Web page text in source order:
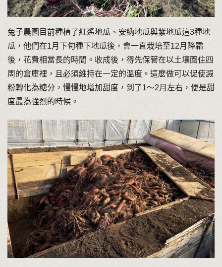
兔子農園目前種植了紅遙地瓜、安納地瓜與紫地瓜這3種地
瓜，他們在1月下旬種下地瓜後，會一直栽培至12月降霜
後，花費相當長的時間。收成後，得先保管在以土壤圍住四
周的倉庫裡，且必須維持在一定的溫度。這麼做可以促使澱
粉轉化為糖分，慢慢地增加甜度，到了1～2月左右，便是甜
度最為強烈的時候。